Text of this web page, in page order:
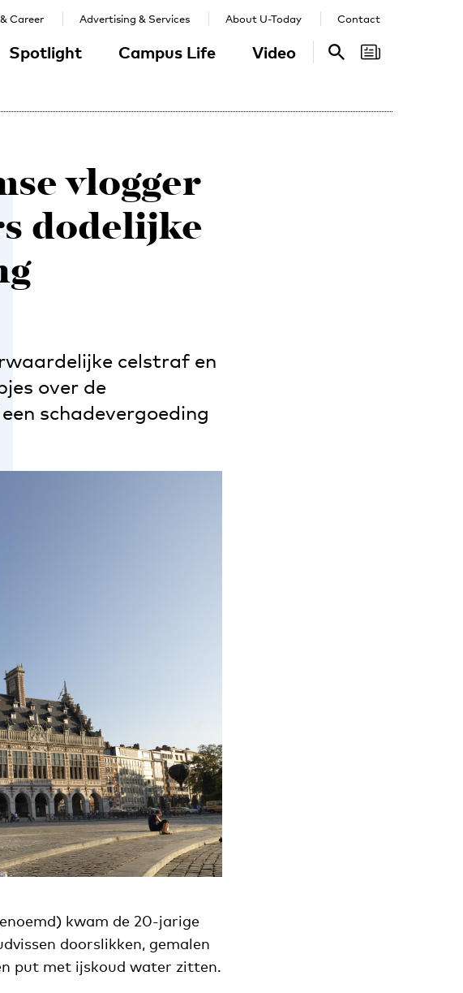
Spotlight Campus Life Video
Career Advertising & Services About U-Today Contact
Search
vlogger
dodelijke
celstraf en
over de
schadevergoeding
kwam de 20-jarige
doorslikken, gemalen
put met ijskoud water zitten.